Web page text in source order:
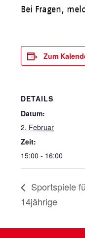
Bei Fragen,
Zum
DETAILS
Datum:
2. Februar
Zeit:
15:00 - 16:00
Sportspiele
14jährige